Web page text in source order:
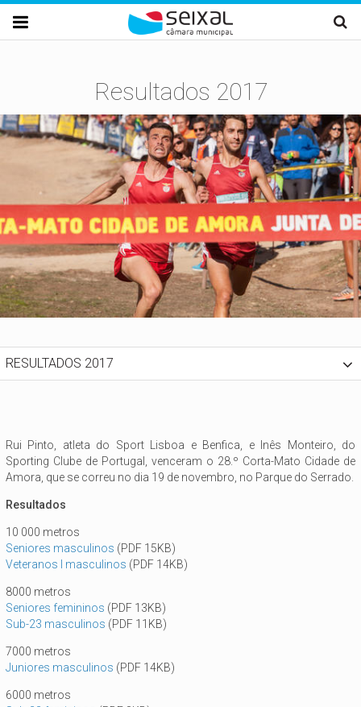
Passar para o conteúdo principal

Resultados 2017
RESULTADOS 2017
Rui Pinto, atleta do Sport Lisboa e Benfica, e Inês Monteiro, do
Sporting Clube de Portugal, venceram o 28.º Corta-Mato Cidade de
Amora, que se correu no dia 19 de novembro, no Parque do Serrado.
Resultados
10 000 metros
Seniores masculinos (PDF 15KB)
Veteranos I masculinos (PDF 14KB)
8000 metros
Seniores femininos (PDF 13KB)
Sub-23 masculinos (PDF 11KB)
7000 metros
Juniores masculinos (PDF 14KB)
6000 metros